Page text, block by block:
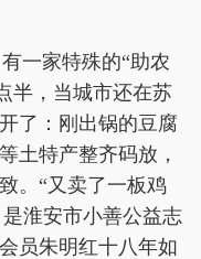
一家特殊的“助农
半，当城市还在苏
了：刚出锅的豆腐
土特产整齐码放，
。“又卖了一板鸡
淮安市小善公益志
员朱明红十八年如